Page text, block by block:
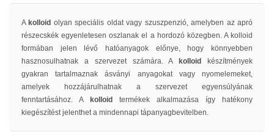
A kolloid olyan speciális oldat vagy szuszpenzió, amelyben az apró
részecskék egyenletesen oszlanak el a hordozó közegben. A kolloid
formában jelen lévő hatóanyagok előnye, hogy könnyebben
hasznosulhatnak a szervezet számára. A
kolloid
készítmények
gyakran tartalmaznak ásványi anyagokat vagy nyomelemeket,
amelyek hozzájárulhatnak a szervezet egyensúlyának
fenntartásához. A
kolloid termékek alkalmazása így hatékony
kiegészítést jelenthet a mindennapi tápanyagbevitelben.